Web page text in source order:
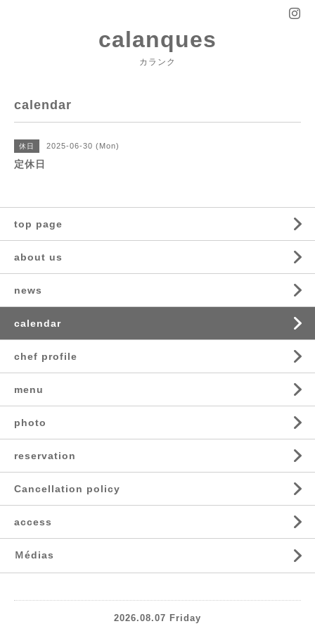
calanques
カランク
calendar
休日 2025-06-30 (Mon)
定休日
top page
about us
news
calendar
chef profile
menu
photo
reservation
Cancellation policy
access
Ｍédias
2026.08.07 Friday